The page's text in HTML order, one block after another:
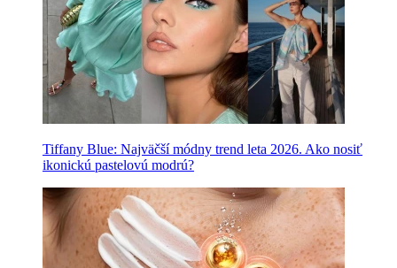
Tiffany Blue: Najväčší módny trend leta 2026. Ako nosiť
ikonickú pastelovú modrú?